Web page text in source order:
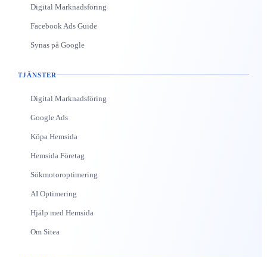
Digital Marknadsföring
Facebook Ads Guide
Synas på Google
TJÄNSTER
Digital Marknadsföring
Google Ads
Köpa Hemsida
Hemsida Företag
Sökmotoroptimering
AI Optimering
Hjälp med Hemsida
Om Sitea